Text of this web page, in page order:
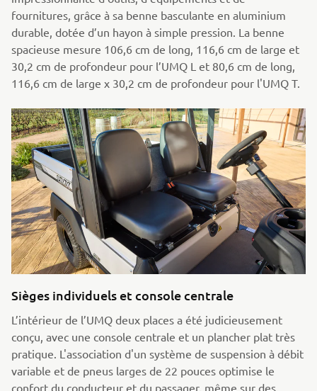
fournitures, grâce à sa benne basculante en aluminium
durable, dotée d’un hayon à simple pression. La benne
spacieuse mesure 106,6 cm de long, 116,6 cm de large et
30,2 cm de profondeur pour l’UMQ L et 80,6 cm de long,
116,6 cm de large x 30,2 cm de profondeur pour l'UMQ T.
Sièges individuels et console centrale
L’intérieur de l’UMQ deux places a été judicieusement
conçu, avec une console centrale et un plancher plat très
pratique. L'association d'un système de suspension à débit
variable et de pneus larges de 22 pouces optimise le
confort du conducteur et du passager, même sur des